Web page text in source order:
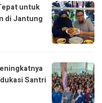
untuk
di Jantung
Santri